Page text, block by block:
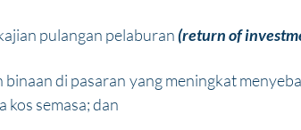
pulangan pelaburan (return of
binaan di pasaran yang meningkat
kos semasa; dan